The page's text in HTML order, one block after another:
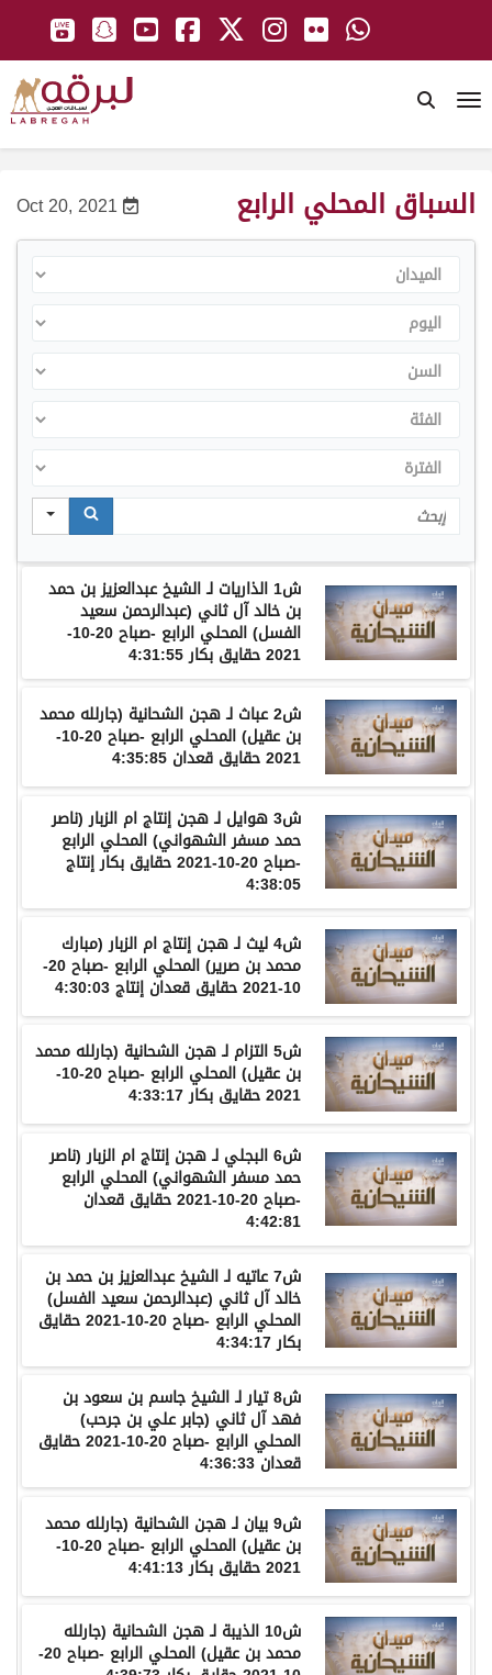
Oct 20, 2021 السباق المحلي الرابع
الميدان
اليوم
السن
الفئة
الفترة
Search
ش1الذاريات لـالشيخعبدالعزيزبن حمد
بن خالدآل ثاني (عبدالرحمن سعيد
الفسل)المحلي الرابع -صباح 20-10-
2021حقايق بكار4:31:55
ش2عباث لـهجن الشحانية (جارلله محمد
بن عقيل)المحلي الرابع -صباح 20-10-
2021حقايق قعدان
ش3هوايل لـهجن إنتاجام الزبار(ناصر
حمدمسفرالشهواني)المحلي الرابع
-صباح20-10-2021 حقايق بكارإنتاج
4:38:05
ش4ليث لـهجن إنتاجام الزبار(مبارك
محمدبن صرير)المحلي الرابع -صباح 20-
10-2021 حقايق قعدان إنتاج4:30:03
ش5التزام لـهجن الشحانية (جارلله محمد
بن عقيل)المحلي الرابع -صباح 20-10-
2021حقايق بكار4:33:17
ش6البجلي لـهجن إنتاجام الزبار(ناصر
حمدمسفرالشهواني)المحلي الرابع
-صباح20-10-2021 حقايق قعدان
4:42:81
ش7عاتيه لـالشيخعبدالعزيزبن حمدبن
خالدآل ثاني (عبدالرحمن سعيدالفسل)
المحلي الرابع -صباح20-10-2021 حقايق
بكار4:34:17
ش8تيارلـالشيخجاسم بن سعودبن
فهدآل ثاني (جابرعلي بن جرحب)
المحلي الرابع -صباح20-10-2021 حقايق
قعدان
ش9بيان لـهجن الشحانية (جارلله محمد
بن عقيل)المحلي الرابع -صباح 20-10-
2021حقايق بكار4:41:13
ش10الذيبة لـهجن الشحانية (جارلله
محمدبن عقيل)المحلي الرابع -صباح 20-